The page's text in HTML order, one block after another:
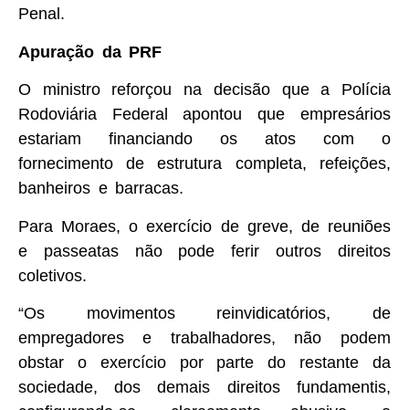
Penal.
Apuração da PRF
O ministro reforçou na decisão que a Polícia
Rodoviária Federal apontou que empresários
estariam financiando os atos com o
fornecimento de estrutura completa, refeições,
banheiros e barracas.
Para Moraes, o exercício de greve, de reuniões
e passeatas não pode ferir outros direitos
coletivos.
“Os movimentos reinvidicatórios, de
empregadores e trabalhadores, não podem
obstar o exercício por parte do restante da
sociedade, dos demais direitos fundamentis,